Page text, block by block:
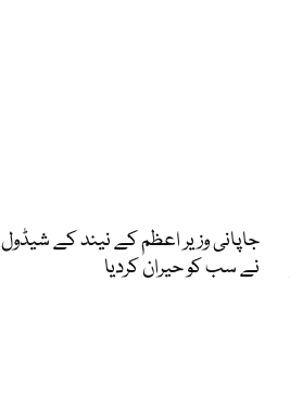
جاپانی وزیر اعظم کے نیند کے شیڈول
نے سب کو حیران کردیا